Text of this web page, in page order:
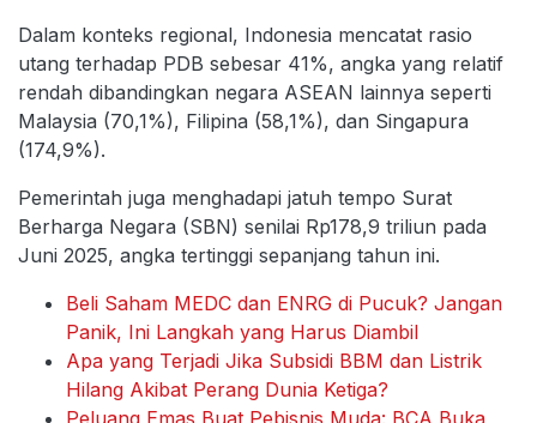
Dalam konteks regional, Indonesia mencatat rasio
utang terhadap PDB sebesar 41%, angka yang relatif
rendah dibandingkan negara ASEAN lainnya seperti
Malaysia (70,1%), Filipina (58,1%), dan Singapura
(174,9%).
Pemerintah juga menghadapi jatuh tempo Surat
Berharga Negara (SBN) senilai Rp178,9 triliun pada
Juni 2025, angka tertinggi sepanjang tahun ini.
Beli Saham MEDC dan ENRG di Pucuk? Jangan
Panik, Ini Langkah yang Harus Diambil
Apa yang Terjadi Jika Subsidi BBM dan Listrik
Hilang Akibat Perang Dunia Ketiga?
Peluang Emas Buat Pebisnis Muda: BCA Buka